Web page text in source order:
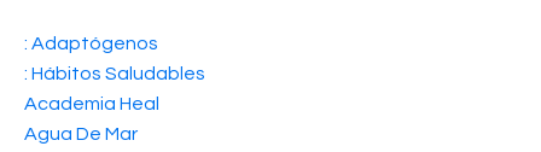
: Adaptógenos
: Hábitos Saludables
Academia Heal
Agua De Mar